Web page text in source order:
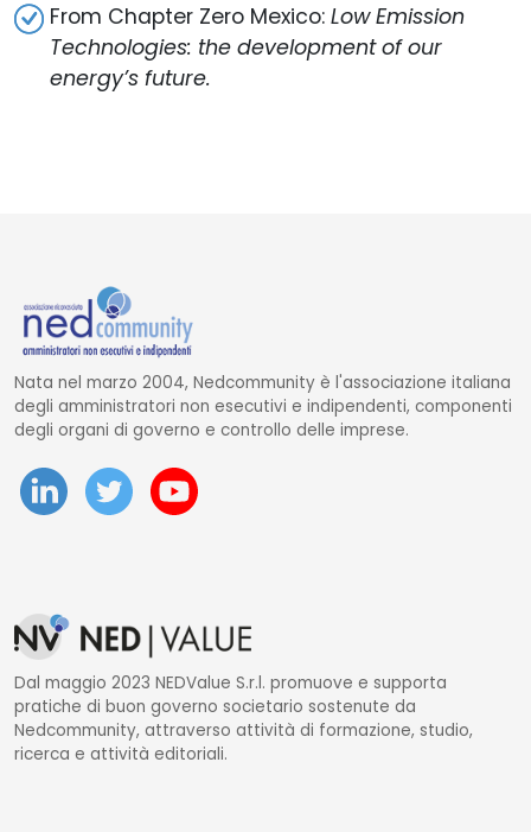
From Chapter Zero Mexico: Low Emission
Technologies: the development of our
energy’s future.
Nata nel marzo 2004, Nedcommunity è l'associazione italiana
degli amministratori non esecutivi e indipendenti, componenti
degli organi di governo e controllo delle imprese.
Dal maggio 2023 NEDValue S.r.l. promuove e supporta
pratiche di buon governo societario sostenute da
Nedcommunity, attraverso attività di formazione, studio,
ricerca e attività editoriali.